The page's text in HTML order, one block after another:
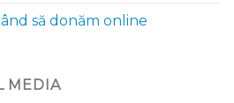
să donăm online
MEDIA